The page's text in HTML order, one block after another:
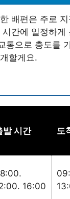
배편은 주로
간에 일정하게
통으로 충도를
할게요.
발 시간 도
16:00